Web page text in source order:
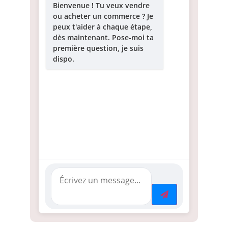
Bienvenue ! Tu veux vendre
ou acheter un commerce ? Je
peux t'aider à chaque étape,
dès maintenant. Pose-moi ta
première question, je suis
dispo.